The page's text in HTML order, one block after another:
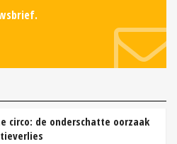
circo: de onderschatte oorzaak